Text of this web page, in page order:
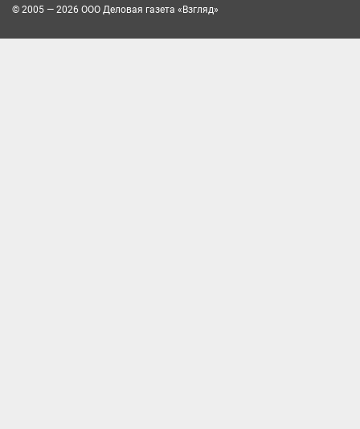
© 2005 — 2026 ООО Деловая газета «Взгляд»